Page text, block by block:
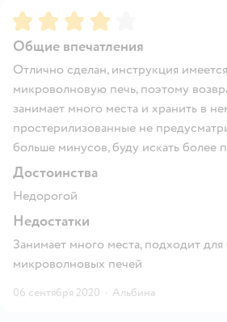
Рейтинг:4
Общие впечатления
Отлично сделан, инструкция
микроволновую печь, поэтому
занимает много места и хранить в
простерилизованные не
больше минусов, буду искать более
Достоинства
Недорогой
Недостатки
Занимает много места, подходит
микроволновых печей
06 сентября 2020 · Альбина